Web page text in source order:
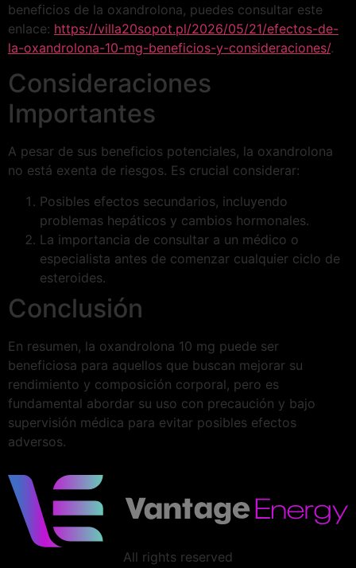
beneficios de la oxandrolona, puedes consultar este
enlace: https://villa20sopot.pl/2026/05/21/efectos-de-
la-oxandrolona-10-mg-beneficios-y-consideraciones/.
Consideraciones
Importantes
A pesar de sus beneficios potenciales, la oxandrolona
no está exenta de riesgos. Es crucial considerar:
Posibles efectos secundarios, incluyendo
problemas hepáticos y cambios hormonales.
La importancia de consultar a un médico o
especialista antes de comenzar cualquier ciclo de
esteroides.
Conclusión
En resumen, la oxandrolona 10 mg puede ser
beneficiosa para aquellos que buscan mejorar su
rendimiento y composición corporal, pero es
fundamental abordar su uso con precaución y bajo
supervisión médica para evitar posibles efectos
adversos.
All rights reserved